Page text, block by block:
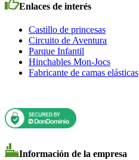
Enlaces de interés
Castillo de princesas
Circuito de Aventura
Parque Infantil
Hinchables Mon-Jocs
Fabricante de camas elásticas
Información de la empresa